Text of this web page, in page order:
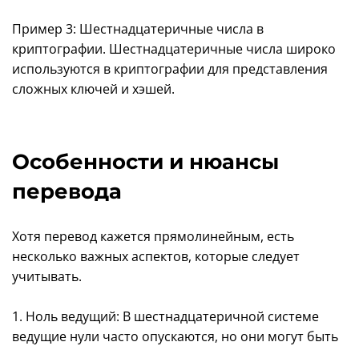
Пример 3: Шестнадцатеричные числа в
криптографии. Шестнадцатеричные числа широко
используются в криптографии для представления
сложных ключей и хэшей.
Особенности и нюансы
перевода
Хотя перевод кажется прямолинейным, есть
несколько важных аспектов, которые следует
учитывать.
1. Ноль ведущий: В шестнадцатеричной системе
ведущие нули часто опускаются, но они могут быть